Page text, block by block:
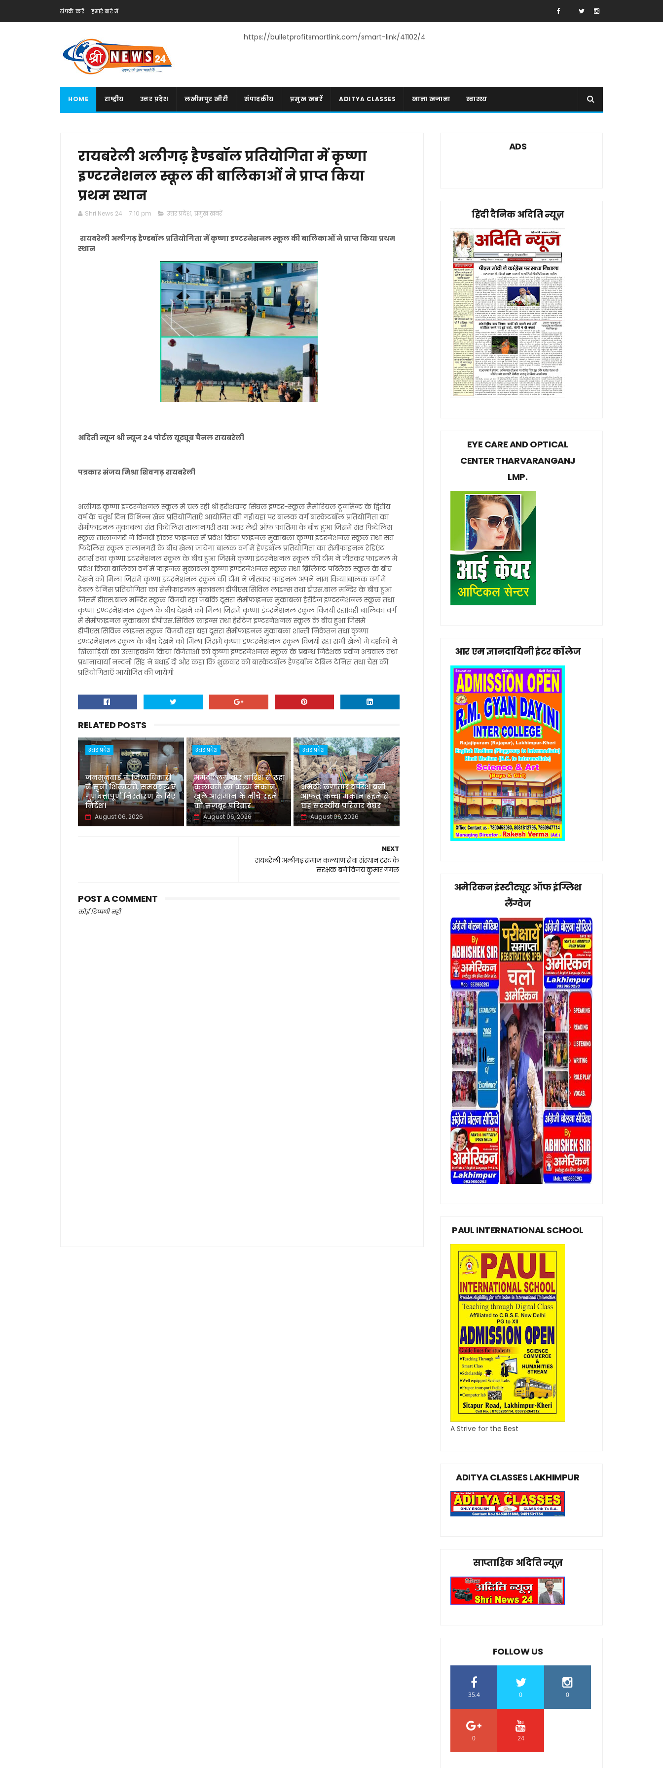
संपर्क करें हमारे बारे में
https://bulletprofitsmartlink.com/smart-link/41102/4
HOME राष्ट्रीय उत्तर प्रदेश लखीमपुर खीरी संपादकीय प्रमुख खबरें ADITYA CLASSES खाना खजाना स्वास्थ्य
रायबरेली अलीगढ़ हैण्डबॉल प्रतियोगिता में कृष्णा
इण्टरनेशनल स्कूल की बालिकाओं ने प्राप्त किया
प्रथम स्थान
Shri News 24 7:10 pm उत्तर प्रदेश, प्रमुख खबरें
रायबरेली अलीगढ़ हैण्डबॉल प्रतियोगिता में कृष्णा इण्टरनेशनल स्कूल की बालिकाओं ने प्राप्त किया प्रथम
स्थान
अदिती न्यूज श्री न्यूज 24 पोर्टल यूट्यूब चैनल रायबरेली
पत्रकार संजय मिश्रा शिवगढ़ रायबरेली
अलीगढ़ कृष्णा इण्टरनेशनल स्कूल में चल रही श्री हरीशचन्द्र सिंघल इण्टर-स्कूल मैमोरियल टूर्नामेन्ट के द्वितीय
वर्ष के चतुर्थ दिन विभिन्न खेल प्रतियोगिताएँ आयोजित की गई।यहां पर बालक वर्ग बास्केटबॉल प्रतियोगिता का
सेमीफाइनल मुकाबला संत फिदेलिस तालानगरी तथा अवर लेडी ऑफ फातिमा के बीच हुआ जिसमें संत फिदेलिस
स्कूल तालानगरी ने विजयी होकर फाइनल में प्रवेश किया फाइनल मुकाबला कृष्णा इंटरनेशनल स्कूल तथा संत
फिदेलिस स्कूल तालानगरी के बीच खेला जायेगा बालक वर्ग में हैण्डबॉल प्रतियोगिता का सेमीफाइनल रेडिएंट
स्टार्स तथा कृष्णा इंटरनेशनल स्कूल के बीच हुआ जिसमें कृष्णा इंटरनेशनल स्कूल की टीम ने जीतकर फाइनल में
प्रवेश किया बालिका वर्ग में फाइनल मुकाबला कृष्णा इण्टरनेशनल स्कूल तथा ब्रिलिएंट पब्लिक स्कूल के बीच
देखने को मिला जिसमें कृष्णा इंटरनेशनल स्कूल की टीम ने जीतकर फाइनल अपने नाम किया।बालक वर्ग में
टेबल टेनिस प्रतियोगिता का सेमीफाइनल मुकाबला डीपीएस.सिविल लाइन्स तथा डीएस.बाल मन्दिर के बीच हुआ
जिसमें डीएस.बाल मन्दिर स्कूल विजयी रहा जबकि दूसरा सेमीफाइनल मुकाबला हेरीटेज इण्टरनेशनल स्कूल तथा
कृष्णा इण्टरनेशनल स्कूल के बीच देखने को मिला जिसमें कृष्णा इंटरनेशनल स्कूल विजयी रहा।वहीं बालिका वर्ग
में सेमीफाइनल मुकाबला डीपीएस.सिविल लाइन्स तथा हेरीटेज इण्टरनेशनल स्कूल के बीच हुआ जिसमें
डीपीएस.सिविल लाइन्स स्कूल विजयी रहा यहां दूसरा सेमीफाइनल मुकाबला शान्ती निकेतन तथा कृष्णा
इण्टरनेशनल स्कूल के बीच देखने को मिला जिसमें कृष्णा इण्टरनेशनल स्कूल विजयी रहा सभी खेलों में दर्शकों ने
खिलाड़ियों का उत्साहवर्धन किया विजेताओं को कृष्णा इण्टरनेशनल स्कूल के प्रबन्ध निदेशक प्रवीन अग्रवाल तथा
प्रधानाचार्या नन्दनी सिंह ने बधाई दी और कहा कि शुक्रवार को बास्केटबॉल हैण्डबॉल टेबिल टेनिस तथा चैस की
प्रतियोगिताएँ आयोजित की जायेंगी
RELATED POSTS
उत्तर प्रदेश
जनसुनवाई में जिलाधिकारी
ने सुनीं शिकायतें, समयबद्ध व
गुणवत्तापूर्ण निस्तारण के दिए
निर्देश।
August 06, 2026
उत्तर प्रदेश
अमेठी: लगातार बारिश से ढहा
कलावती का कच्चा मकान,
खुले आसमान के नीचे रहने
को मजबूर परिवार
August 06, 2026
उत्तर प्रदेश
अमेठी: लगातार बारिश बनी
आफत, कच्चा मकान ढहने से
छह सदस्यीय परिवार बेघर
August 06, 2026
NEXT
रायबरेली अलीगढ़ समाज कल्याण सेवा संस्थान ट्रस्ट के
संरक्षक बने विजय कुमार गंगल
POST A COMMENT
कोई टिप्पणी नहीं
ADS
हिंदी दैनिक अदिति न्यूज़
EYE CARE AND OPTICAL
CENTER THARVARANGANJ
LMP.
आर एम ज्ञानदायिनी इंटर कॉलेज
अमेरिकन इंस्टीट्यूट ऑफ इंग्लिश
लैंग्वेज
PAUL INTERNATIONAL SCHOOL
A Strive for the Best
ADITYA CLASSES LAKHIMPUR
साप्ताहिक अदिति न्यूज़
FOLLOW US
35.4 0 0
0 24